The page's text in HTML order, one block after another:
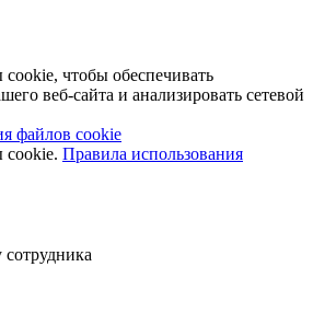
чтобы обеспечивать
веб-сайта и анализировать сетевой
файлов cookie
Правила использования